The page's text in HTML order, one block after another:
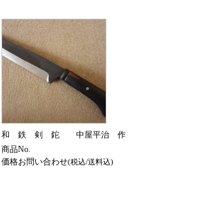
和 鉄 剣 鉈 中屋平治 作
商品No.
価格お問い合わせ(税込/送料込)